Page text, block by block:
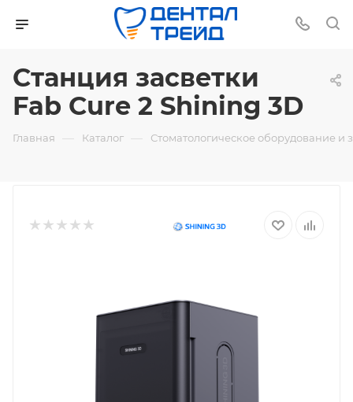
Станция засветки
Fab Cure 2 Shining 3D
Главная — Каталог — Стоматологическое оборудование и